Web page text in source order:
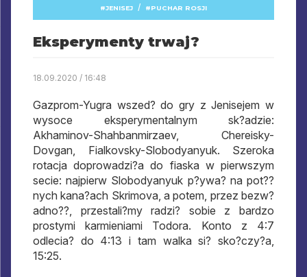
JENISEJ / PUCHAR ROSJI
Eksperymenty trwaj?
18.09.2020 / 16:48
Gazprom-Yugra wszed? do gry z Jenisejem w
wysoce eksperymentalnym sk?adzie:
Akhaminov-Shahbanmirzaev, Chereisky-
Dovgan, Fialkovsky-Slobodyanyuk. Szeroka
rotacja doprowadzi?a do fiaska w pierwszym
secie: najpierw Slobodyanyuk p?ywa? na pot??
nych kana?ach Skrimova, a potem, przez bezw?
adno??, przestali?my radzi? sobie z bardzo
prostymi karmieniami Todora. Konto z 4:7
odlecia? do 4:13 i tam walka si? sko?czy?a,
15:25.